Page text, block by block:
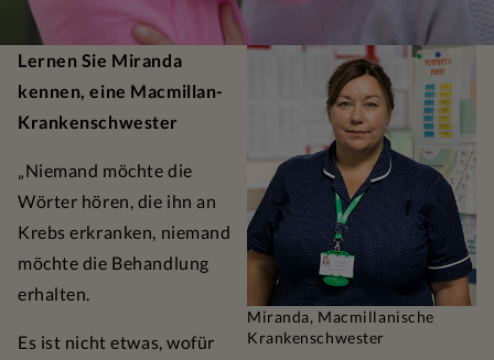
Lernen Sie Miranda
kennen, eine Macmillan-
Krankenschwester
„Niemand möchte die
Wörter hören, die ihn an
Krebs erkranken, niemand
möchte die Behandlung
erhalten.
Es ist nicht etwas, wofür
Miranda, Macmillanische
Krankenschwester